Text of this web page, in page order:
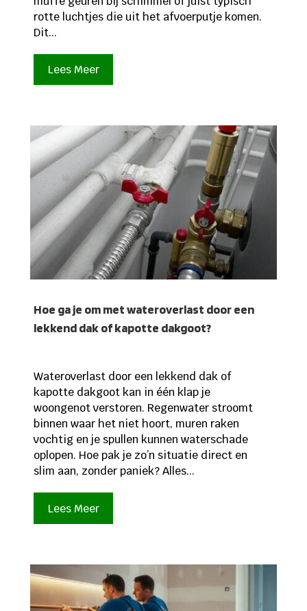
rotte luchtjes die uit het afvoerputje komen.
Dit...
Lees Meer
Hoe ga je om met wateroverlast door een
lekkend dak of kapotte dakgoot?
Wateroverlast door een lekkend dak of
kapotte dakgoot kan in één klap je
woongenot verstoren. Regenwater stroomt
binnen waar het niet hoort, muren raken
vochtig en je spullen kunnen waterschade
oplopen. Hoe pak je zo’n situatie direct en
slim aan, zonder paniek? Alles...
Lees Meer